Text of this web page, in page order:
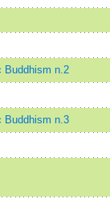
Buddhism n.2
Buddhism n.3